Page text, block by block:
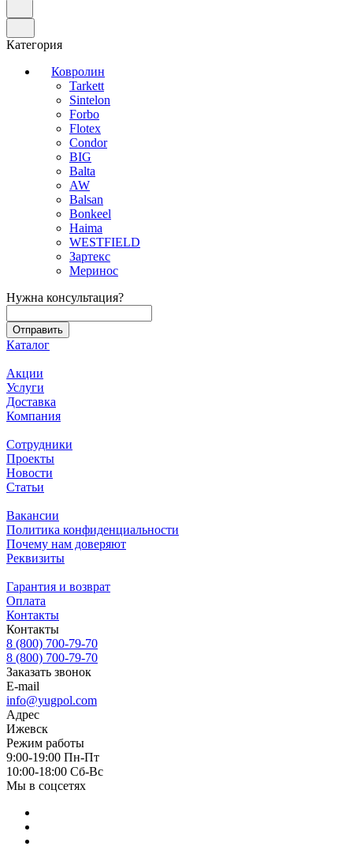
Категория
Ковролин
Tarkett
Sintelon
Forbo
Flotex
Condor
BIG
Balta
AW
Balsan
Bonkeel
Haima
WESTFIELD
Зартекс
Меринос
Нужна консультация?
Каталог
Акции
Услуги
Доставка
Компания
Сотрудники
Проекты
Новости
Статьи
Вакансии
Политика конфиденциальности
Почему нам доверяют
Реквизиты
Гарантия и возврат
Оплата
Контакты
Контакты
8 (800) 700-79-70
8 (800) 700-79-70
Заказать звонок
E-mail
info@yugpol.com
Адрес
Ижевск
Режим работы
9:00-19:00 Пн-Пт
10:00-18:00 Cб-Вс
Мы в соцсетях